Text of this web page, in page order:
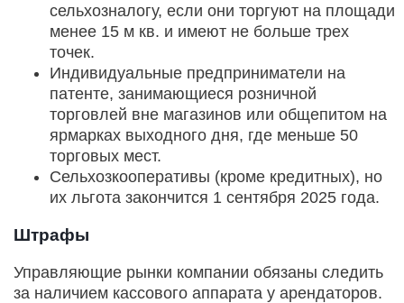
сельхозналогу, если они торгуют на площади
менее 15 м кв. и имеют не больше трех
точек.
Индивидуальные предприниматели на
патенте, занимающиеся розничной
торговлей вне магазинов или общепитом на
ярмарках выходного дня, где меньше 50
торговых мест.
Сельхозкооперативы (кроме кредитных), но
их льгота закончится 1 сентября 2025 года.
Штрафы
Управляющие рынки компании обязаны следить
за наличием кассового аппарата у арендаторов.